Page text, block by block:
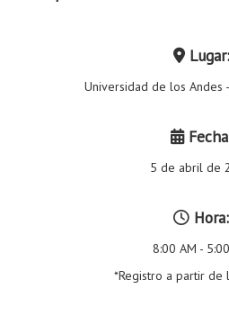
Lugar:
Universidad de los Andes
5 de abril de
Hora:
8:00 AM -
*Registro a partir de